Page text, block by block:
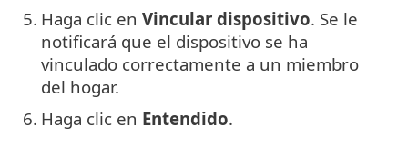
5. Haga clic en Vincular dispositivo. Se le
notificará que el dispositivo se ha
vinculado correctamente a un miembro
del hogar.
6. Haga clic en Entendido.